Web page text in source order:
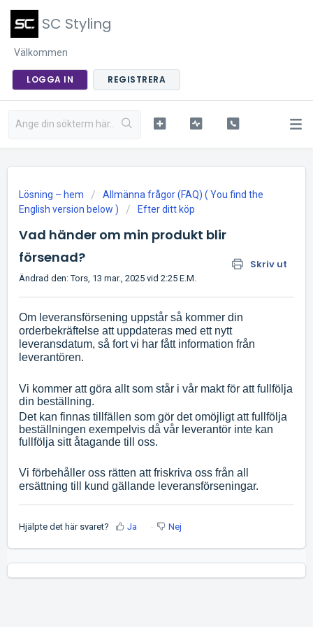
SC Styling
Välkommen
LOGGA IN REGISTRERA
Lösning – hem
Allmänna frågor (FAQ) ( You find the
English version below )
Efter ditt köp
Vad händer om min produkt blir
försenad?
Skriv ut
Ändrad den: Tors, 13 mar., 2025 vid 2:25 E.M.
Om leveransförsening uppstår så kommer din
orderbekräftelse att uppdateras med ett nytt
leveransdatum, så fort vi har fått information från
leverantören.
Vi kommer att göra allt som står i vår makt för att fullfölja
din beställning.
Det kan finnas tillfällen som gör det omöjligt att fullfölja
beställningen exempelvis då vår leverantör inte kan
fullfölja sitt åtagande till oss.
Vi förbehåller oss rätten att friskriva oss från all
ersättning till kund gällande leveransförseningar.
Hjälpte det här svaret? Ja Nej